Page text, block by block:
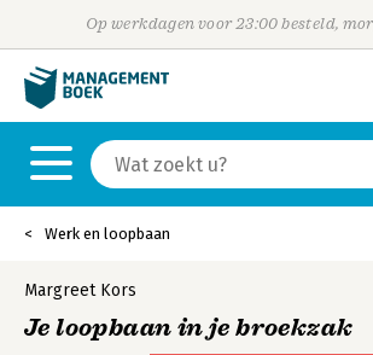
Op werkdagen voor 23:00 besteld,
Werk en loopbaan
Margreet Kors
Je loopbaan in je broekzak